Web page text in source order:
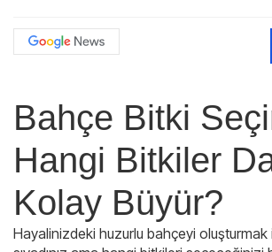
Bahçe Bitki
Hangi Bitkiler
Kolay Büyür?
Hayalinizdeki huzurlu bahçeyi oluşturmak